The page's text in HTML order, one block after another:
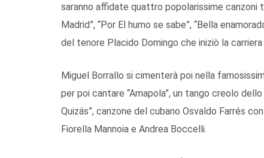
saranno affidate quattro popolarissime
Madrid”, “Por El humo se sabe”, “Bella
del tenore Placido Domingo che iniziò la
Miguel Borrallo si cimenterà poi nella
per poi cantare “Amapola”, un tango creolo
Quizás”, canzone del cubano Osvaldo Farrés
Fiorella Mannoia e Andrea Boccelli.